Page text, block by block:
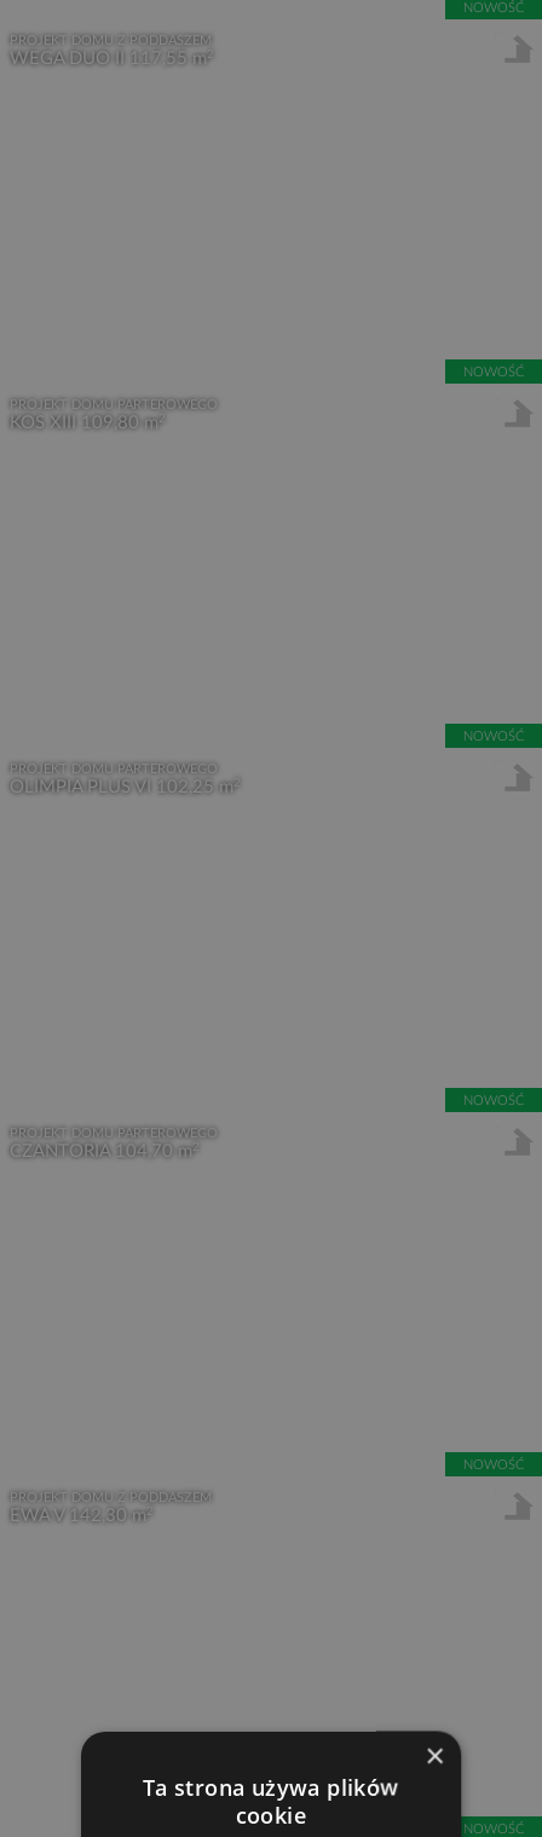
NOWOŚĆ
PROJEKT DOMU Z PODDASZEM
WEGA DUO II 117,55 m 2
NOWOŚĆ
PROJEKT DOMU PARTEROWEGO
KOS XIII 109,80 m 2
NOWOŚĆ
PROJEKT DOMU PARTEROWEGO
OLIMPIA PLUS VI 102,25 m 2
NOWOŚĆ
PROJEKT DOMU PARTEROWEGO
CZANTORIA 104,70 m 2
NOWOŚĆ
PROJEKT DOMU Z PODDASZEM
EWA V 142,30 m 2
NOWOŚĆ
×
Ta strona używa plików
cookie